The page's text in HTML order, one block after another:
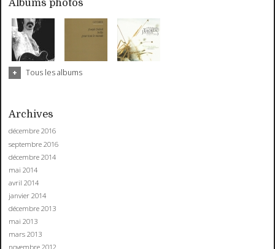
Albums photos
Tous les albums
Archives
décembre 2016
septembre 2016
décembre 2014
mai 2014
avril 2014
janvier 2014
décembre 2013
mai 2013
mars 2013
novembre 2012